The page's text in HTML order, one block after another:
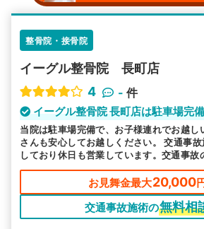
整骨院・接骨院
イーグル整骨院 長町店
4
- 件
イーグル整骨院 長町店は駐車場完
当院は駐車場完備で、お子様連れでお越し
さんも安心してお越しください。 交通事
しており休日も営業しています。交通事故
当院へお任せください。
お見舞金最大20,000
交通事故施術の無料相